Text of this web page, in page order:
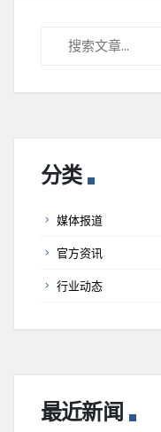
分类
媒体报道
官方资讯
行业动态
最近新闻